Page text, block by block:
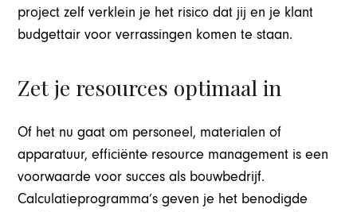
project zelf verklein je het risico dat jij en je klant
budgettair voor verrassingen komen te staan.
Zet je resources optimaal in
Of het nu gaat om personeel, materialen of
apparatuur, efficiënteresource management is een
voorwaarde voor succes als bouwbedrijf.
Calculatieprogramma’s geven je het benodigde